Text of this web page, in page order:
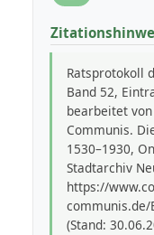
Ratsprotokoll
Band 52,
bearbeitet
Communis.
1530–1930,
Stadtarchiv
https://
communis.de/
(Stand: